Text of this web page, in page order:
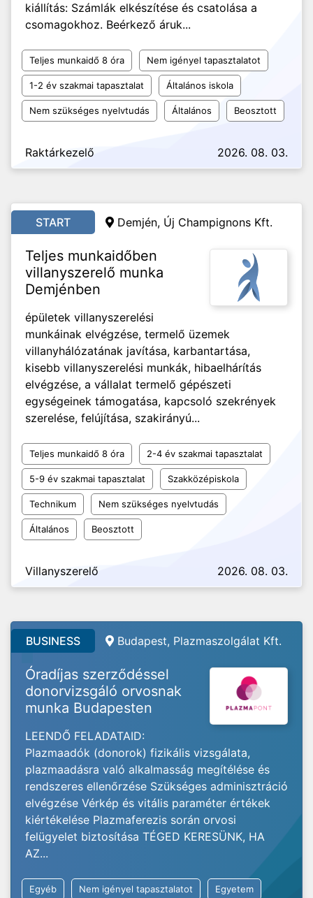
kiállítás: Számlák elkészítése és csatolása a
csomagokhoz. Beérkező áruk...
Teljes munkaidő 8 óra Nem igényel tapasztalatot
1-2 év szakmai tapasztalat Általános iskola
Nem szükséges nyelvtudás Általános Beosztott
Raktárkezelő 2026. 08. 03.
START Demjén, Új Champignons Kft.
Teljes munkaidőben
villanyszerelő munka
Demjénben
épületek villanyszerelési
munkáinak elvégzése, termelő üzemek
villanyhálózatának javítása, karbantartása,
kisebb villanyszerelési munkák, hibaelhárítás
elvégzése, a vállalat termelő gépészeti
egységeinek támogatása, kapcsoló szekrények
szerelése, felújítása, szakirányú...
Teljes munkaidő 8 óra 2-4 év szakmai tapasztalat
5-9 év szakmai tapasztalat Szakközépiskola
Technikum Nem szükséges nyelvtudás
Általános Beosztott
Villanyszerelő 2026. 08. 03.
BUSINESS Budapest, Plazmaszolgálat Kft.
Óradíjas szerződéssel
donorvizsgáló orvosnak
munka Budapesten
LEENDŐ FELADATAID:
Plazmaadók (donorok) fizikális vizsgálata,
plazmaadásra való alkalmasság megítélése és
rendszeres ellenőrzése Szükséges adminisztráció
elvégzése Vérkép és vitális paraméter értékek
kiértékelése Plazmaferezis során orvosi
felügyelet biztosítása TÉGED KERESÜNK, HA
AZ...
Egyéb Nem igényel tapasztalatot Egyetem